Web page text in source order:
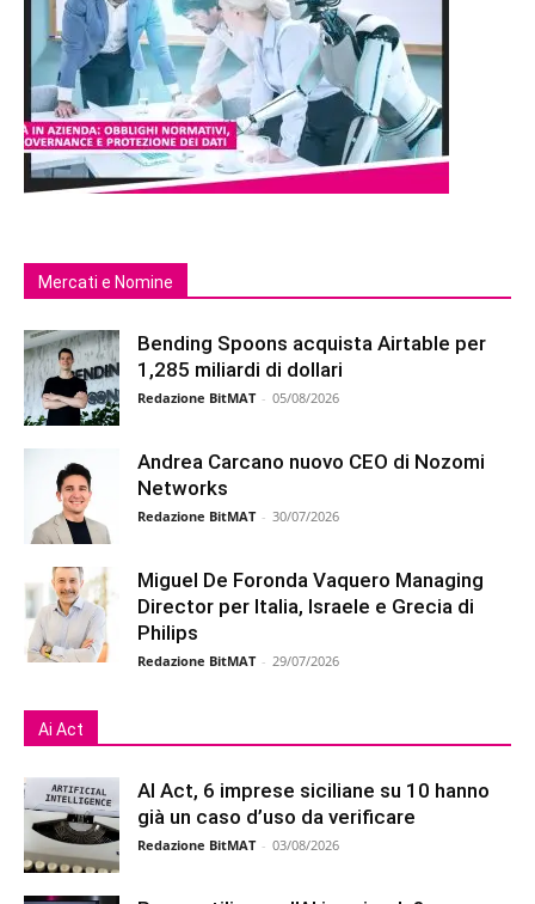
Mercati e Nomine
Bending Spoons acquista Airtable per
1,285 miliardi di dollari
Redazione BitMAT - 05/08/2026
Andrea Carcano nuovo CEO di Nozomi
Networks
Redazione BitMAT - 30/07/2026
Miguel De Foronda Vaquero Managing
Director per Italia, Israele e Grecia di
Philips
Redazione BitMAT - 29/07/2026
Ai Act
AI Act, 6 imprese siciliane su 10 hanno
già un caso d’uso da verificare
Redazione BitMAT - 03/08/2026